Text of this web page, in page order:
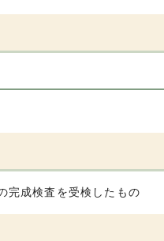
完成検査を受検したもの